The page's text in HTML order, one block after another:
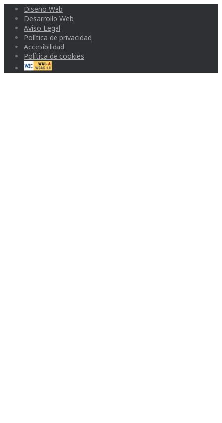
Diseño Web
Desarrollo Web
Aviso Legal
Política de privacidad
Accesibilidad
Política de cookies